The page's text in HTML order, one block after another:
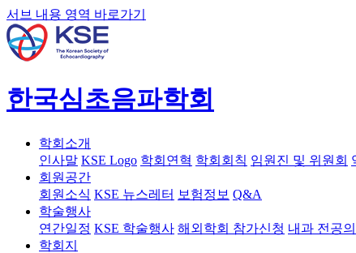
서브 내용 영역 바로가기
한국심초음파학회
학회소개
인사말 KSE Logo 학회연혁 학회회칙 임원진 및 위원회
회원공간
회원소식 KSE 뉴스레터 보험정보 Q&A
학술행사
연간일정 KSE 학술행사 해외학회 참가신청 내과 전공
학회지